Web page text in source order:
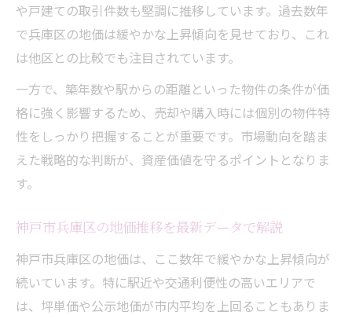
坪単価を活かした不動産投資のコツ
不動産の将来価値を坪単価から推測
投資初心者が注意すべき坪単価の見方
最新データで知る兵庫区不動産市場の将来性
不動産市場の将来性をデータで徹底分析
地価推移と不動産価格の今後の展望を予測
将来性あるエリア選びの最終ポイント
や戸建ての取引件数も堅調に推移しています。過去数年
で兵庫区の地価は緩やかな上昇傾向を見せており、これ
は他区との比較でも注目されています。
一方で、築年数や駅からの距離といった物件の条件が価
格に強く影響するため、売却や購入時には個別の物件特
性をしっかり把握することが重要です。市場動向を踏ま
えた戦略的な判断が、資産価値を守るポイントとなりま
す。
神戸市兵庫区の地価推移を最新データで解説
神戸市兵庫区の地価は、ここ数年で緩やかな上昇傾向が
続いています。特に駅近や交通利便性の高いエリアで
は、坪単価や公示地価が市内平均を上回ることもありま